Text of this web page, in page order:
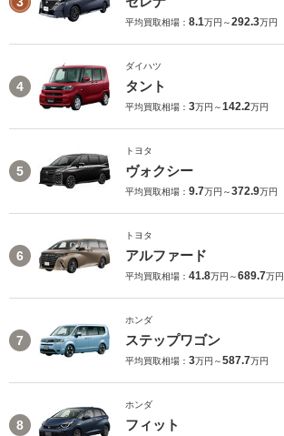
平均買取相場： 8.1万円～292.3万円
4
ダイハツ
タント
平均買取相場： 3万円～142.2万円
5
トヨタ
ヴォクシー
平均買取相場： 9.7万円～372.9万円
6
トヨタ
アルファード
平均買取相場： 41.8万円～689.7万円
7
ホンダ
ステップワゴン
平均買取相場： 3万円～587.7万円
8
ホンダ
フィット